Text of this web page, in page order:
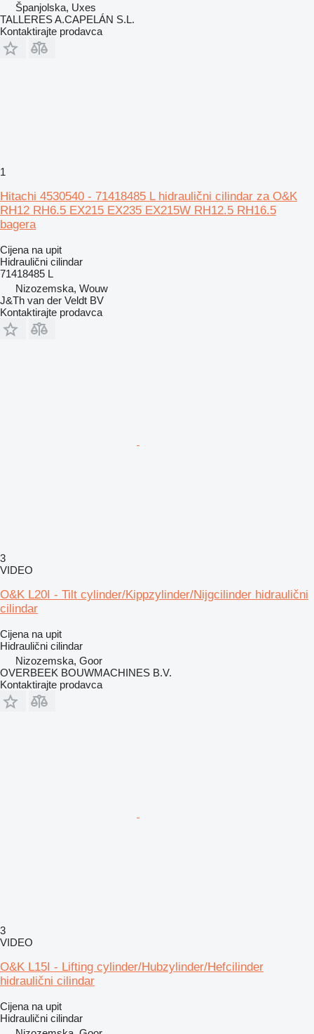
Španjolska, Uxes
TALLERES A.CAPELÁN S.L.
Kontaktirajte prodavca
1
Hitachi 4530540 - 71418485 L hidraulični cilindar za O&K
RH12 RH6.5 EX215 EX235 EX215W RH12.5 RH16.5
bagera
Cijena na upit
Hidraulični cilindar
71418485 L
Nizozemska, Wouw
J&Th van der Veldt BV
Kontaktirajte prodavca
3
VIDEO
O&K L20I - Tilt cylinder/Kippzylinder/Nijgcilinder hidraulični
cilindar
Cijena na upit
Hidraulični cilindar
Nizozemska, Goor
OVERBEEK BOUWMACHINES B.V.
Kontaktirajte prodavca
3
VIDEO
O&K L15I - Lifting cylinder/Hubzylinder/Hefcilinder
hidraulični cilindar
Cijena na upit
Hidraulični cilindar